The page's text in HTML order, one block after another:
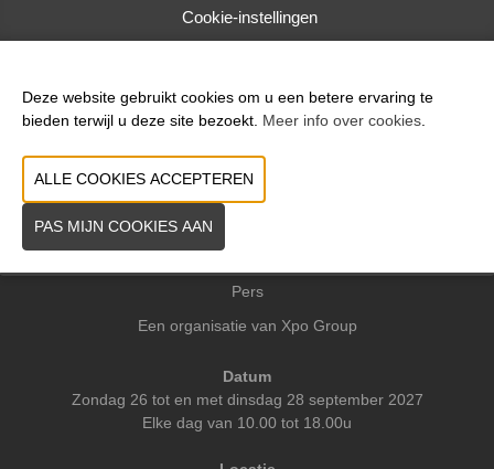
Praktische info
Pers
Een organisatie van Xpo Group
Datum
Zondag 26 tot en met dinsdag 28 september 2027
Elke dag van 10.00 tot 18.00u
Cookie-instellingen
Deze website gebruikt cookies om u een betere ervaring te
bieden terwijl u deze site bezoekt. Meer info over cookies